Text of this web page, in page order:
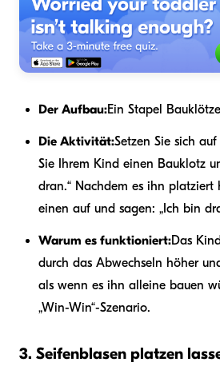
Der Aufbau:Ein Stapel
Die Aktivität:Setzen Sie sich
Sie Ihrem Kind einen Bauklotz
dran.“ Nachdem es ihn platziert
einen auf und sagen: „Ich bin
Warum es funktioniert:Das
durch das Abwechseln höher
als wenn es ihn alleine bauen
„Win-Win“-Szenario.
3. Seifenblasen platzen